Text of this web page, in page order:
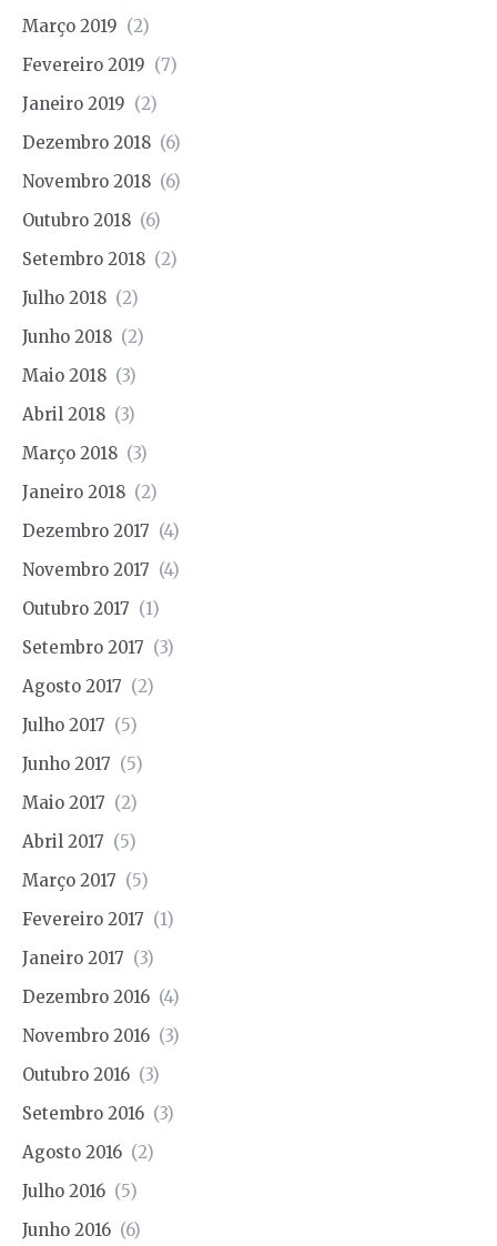
Março 2019 (2)
Fevereiro 2019 (7)
Janeiro 2019 (2)
Dezembro 2018 (6)
Novembro 2018 (6)
Outubro 2018 (6)
Setembro 2018 (2)
Julho 2018 (2)
Junho 2018 (2)
Maio 2018 (3)
Abril 2018 (3)
Março 2018 (3)
Janeiro 2018 (2)
Dezembro 2017 (4)
Novembro 2017 (4)
Outubro 2017 (1)
Setembro 2017 (3)
Agosto 2017 (2)
Julho 2017 (5)
Junho 2017 (5)
Maio 2017 (2)
Abril 2017 (5)
Março 2017 (5)
Fevereiro 2017 (1)
Janeiro 2017 (3)
Dezembro 2016 (4)
Novembro 2016 (3)
Outubro 2016 (3)
Setembro 2016 (3)
Agosto 2016 (2)
Julho 2016 (5)
Junho 2016 (6)